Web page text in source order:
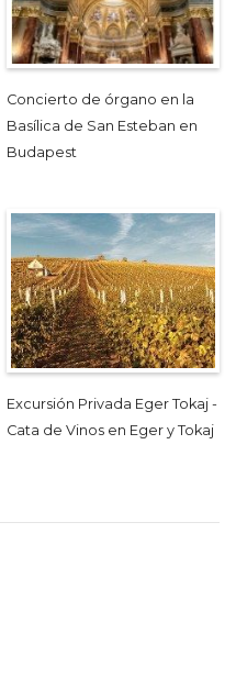
Concierto de órgano en la
Basílica de San Esteban en
Budapest
Excursión Privada Eger Tokaj -
Cata de Vinos en Eger y Tokaj